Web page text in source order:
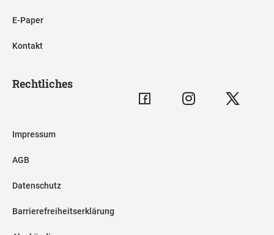
E-Paper
Kontakt
Rechtliches
Impressum
AGB
Datenschutz
Barrierefreiheitserklärung